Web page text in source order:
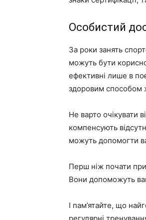
Особистий
За роки занять
можуть бути
ефективні лише в
здоровим способом
Не варто очікувати
компенсують
можуть допомогти
Перш ніж почати
Вони допоможуть
І пам’ятайте, що